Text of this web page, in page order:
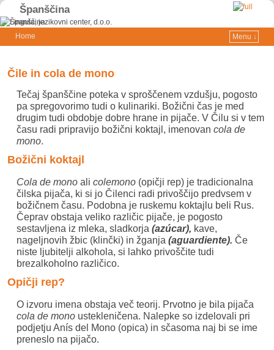
Španščina
Home
Menu ↓
Čile in cola de mono
Tečaj španščine poteka v sproščenem vzdušju, pogosto
pa spregovorimo tudi o kulinariki. Božični čas je med
drugim tudi obdobje dobre hrane in pijače. V Čilu si v tem
času radi pripravijo božični koktajl, imenovan cola de
mono.
Božični koktajl
Cola de mono ali colemono (opičji rep) je tradicionalna
čilska pijača, ki si jo Čilenci radi privoščijo predvsem v
božičnem času. Podobna je ruskemu koktajlu beli Rus.
Čeprav obstaja veliko različic pijače, je pogosto
sestavljena iz mleka, sladkorja (azúcar), kave,
nageljnovih žbic (klinčki) in žganja (aguardiente). Če
niste ljubitelji alkohola, si lahko privoščite tudi
brezalkoholno različico.
Opičji rep?
O izvoru imena obstaja več teorij. Prvotno je bila pijača
cola de mono ustekleničena. Nalepke so izdelovali pri
podjetju Anís del Mono (opica) in sčasoma naj bi se ime
preneslo na pijačo.